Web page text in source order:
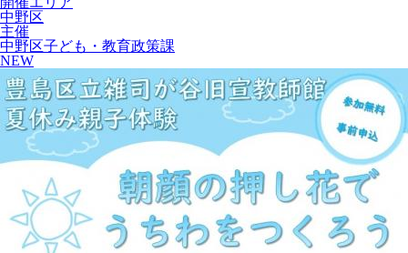
中野区
主催
中野区子ども・教育政策課
NEW